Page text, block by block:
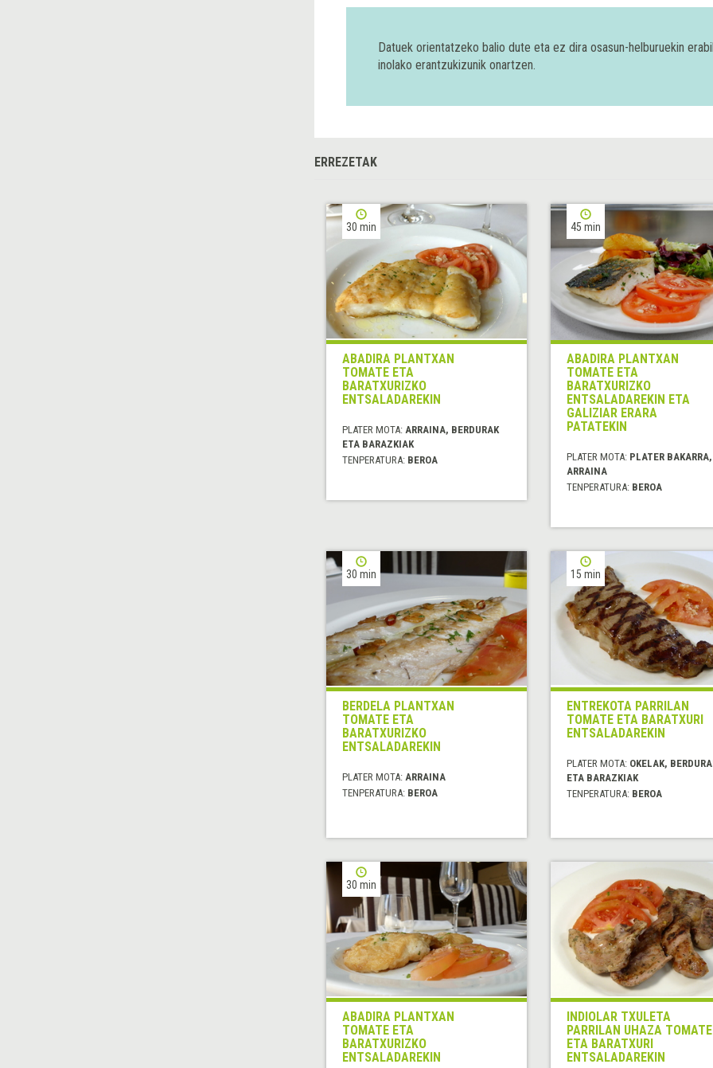
Datuek orientatzeko balio dute eta ez dira osasun-helburuekin
inolako erantzukizunik onartzen.
ERREZETAK
30 min
ABADIRA PLANTXAN
TOMATE ETA
BARATXURIZKO
ENTSALADAREKIN
PLATER MOTA: ARRAINA, BERDURAK
ETA BARAZKIAK
TENPERATURA: BEROA
45 min
ABADIRA PLANTXAN
TOMATE ETA
BARATXURIZKO
ENTSALADAREKIN ETA
GALIZIAR ERARA
PATATEKIN
PLATER MOTA: PLATER BAKARRA,
ARRAINA
TENPERATURA: BEROA
30 min
BERDELA PLANTXAN
TOMATE ETA
BARATXURIZKO
ENTSALADAREKIN
PLATER MOTA: ARRAINA
TENPERATURA: BEROA
15 min
ENTREKOTA PARRILAN
TOMATE ETA BARATXURI
ENTSALADAREKIN
PLATER MOTA: OKELAK,
ETA BARAZKIAK
TENPERATURA: BEROA
30 min
ABADIRA PLANTXAN
TOMATE ETA
BARATXURIZKO
ENTSALADAREKIN
INDIOLAR TXULETA
PARRILAN UHAZA TOMATE
ETA BARATXURI
ENTSALADAREKIN